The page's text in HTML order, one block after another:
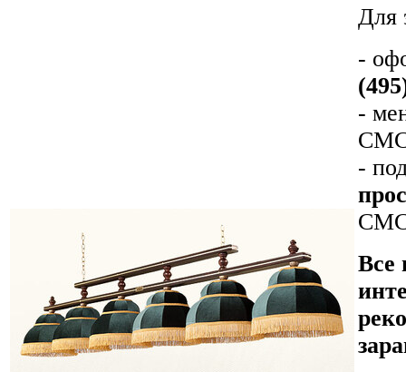
Для
-
-
-
Все